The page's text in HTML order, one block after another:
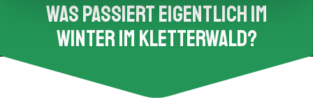
Was passiert eigentlich im
Winter im Kletterwald?